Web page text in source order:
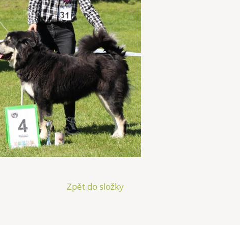
Zpět do složky